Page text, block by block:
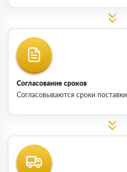
Согласование сроков
Согласовываются сроки поставки